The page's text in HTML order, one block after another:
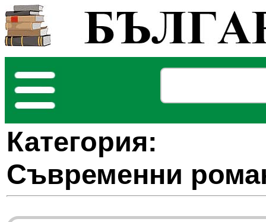
Категория:
Съвременни